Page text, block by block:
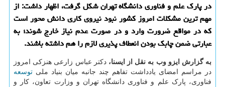
در پارك علم و فناوری دانشگاه تهران شكل گرفت، اظهار داشت: از
مهم ترین مشكلات امروز كشور نبود نیروی كاری دانش محور است
كه در مواقع ضرورت وارد و در صورت عدم نیاز خارج شوند؛ به
عبارتی ضمن چابك بودن انعطاف پذیری لازم را هم داشته باشند.
به گزارش ایزو وب به نقل از ایسنا،دکتر عباس زارعی هنزکی امروز
در مراسم امضای یادداشت تفاهم چند جانبه میان بنیاد ملی توسعه
فناوری، پارک علم و فناوری دانشگاه تهران و وزارت تعاون، کار و